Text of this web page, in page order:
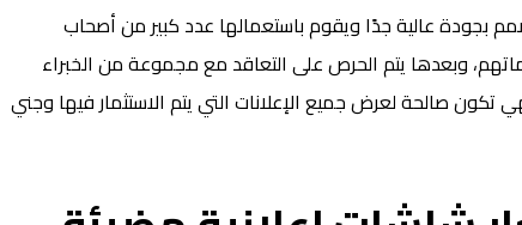
بجودة عالية جدًا ويقوم باستعمالها عدد كبير من أصحاب
وبعدها يتم الحرص على التعاقد مع مجموعة من الخبراء
تكون صالحة لعرض جميع الإعلانات التي يتم الاستثمار فيها وجني